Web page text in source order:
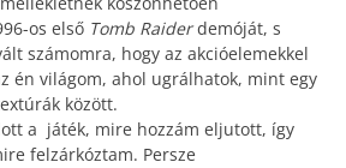
os első Tomb Raiderdemóját, s
számomra, hogy az akcióelemekkel
én világom, ahol ugrálhatok, mint egy
között.
a játék, mire hozzám eljutott, így
felzárkóztam. Persze